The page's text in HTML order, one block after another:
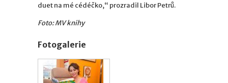
duet na mé cédéčko,“ prozradil Libor Petrů.
Foto: MV knihy
Fotogalerie